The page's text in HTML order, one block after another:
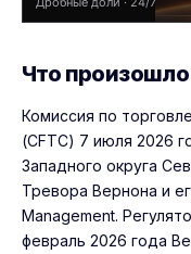
Что произошло
Комиссия по
(CFTC) 7 июля 2026
Западного округа
Тревора Вернона и
Management.
февраль 2026 года